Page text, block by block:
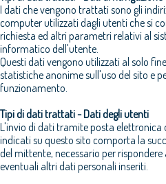
I dati che vengono trattati sono gli
computer utilizzati dagli utenti che si
richiesta ed altri parametri relativi al
informatico dell'utente.
Questi dati vengono utilizzati al solo
statistiche anonime sull'uso del sito e
funzionamento.
Tipi di dati trattati - Dati degli utenti
L'invio di dati tramite posta
indicati su questo sito comporta la
del mittente, necessario per rispondere
eventuali altri dati personali inseriti.